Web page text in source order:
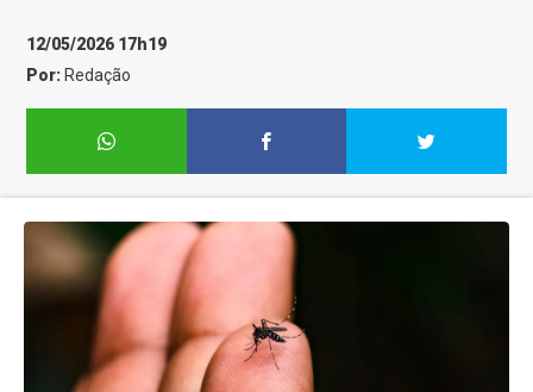
12/05/2026 17h19
Por: Redação